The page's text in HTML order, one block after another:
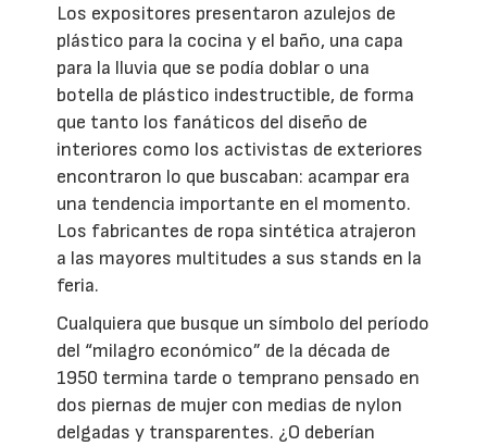
Los expositores presentaron azulejos de
plástico para la cocina y el baño, una capa
para la lluvia que se podía doblar o una
botella de plástico indestructible, de forma
que tanto los fanáticos del diseño de
interiores como los activistas de exteriores
encontraron lo que buscaban: acampar era
una tendencia importante en el momento.
Los fabricantes de ropa sintética atrajeron
a las mayores multitudes a sus stands en la
feria.
Cualquiera que busque un símbolo del período
del “milagro económico” de la década de
1950 termina tarde o temprano pensado en
dos piernas de mujer con medias de nylon
delgadas y transparentes. ¿O deberían